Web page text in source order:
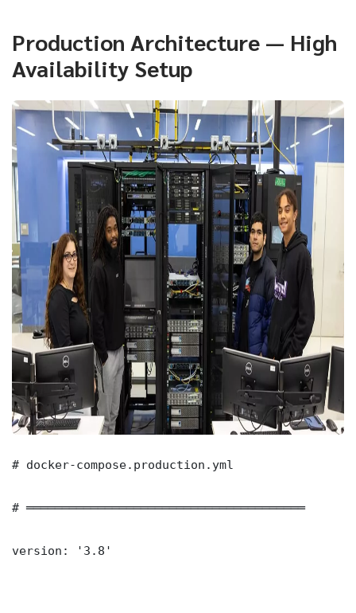
Production Architecture — High
Availability Setup
# docker-compose.production.yml
# ═══════════════════════════════════════
version: '3.8'